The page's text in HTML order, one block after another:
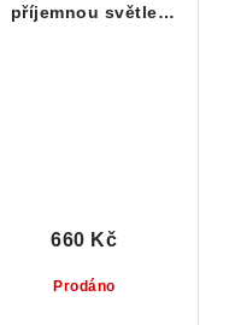
příjemnou světle
Prodáno
660 Kč